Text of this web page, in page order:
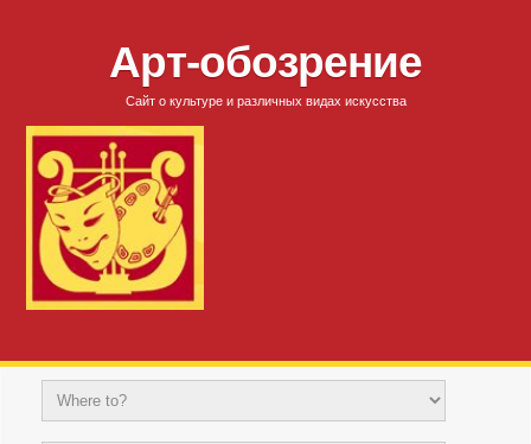
Арт-обозрение
Сайт о культуре и различных видах искусства